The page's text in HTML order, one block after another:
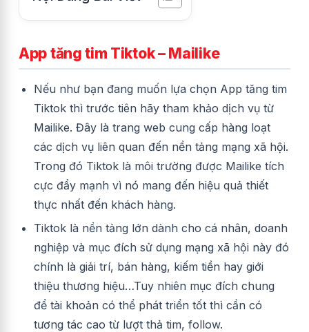
App tăng tim Tiktok – Mailike
Nếu như bạn đang muốn lựa chọn App tăng tim
Tiktok thì trước tiên hãy tham khảo dịch vụ từ
Mailike. Đây là trang web cung cấp hàng loạt
các dịch vụ liên quan đến nền tảng mạng xã hội.
Trong đó Tiktok là môi trường được Mailike tích
cực đẩy mạnh vì nó mang đến hiệu quả thiết
thực nhất đến khách hàng.
Tiktok là nền tảng lớn dành cho cá nhân, doanh
nghiệp và mục đích sử dụng mạng xã hội này đó
chính là giải trí, bán hàng, kiếm tiền hay giới
thiệu thương hiệu…Tuy nhiên mục đích chung
để tài khoản có thể phát triển tốt thì cần có
tương tác cao từ lượt thả tim, follow.